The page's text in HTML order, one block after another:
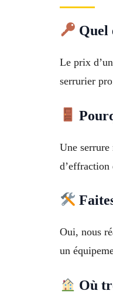
Quel
Le prix
serrurier
Une
Oui, nous
un
Où